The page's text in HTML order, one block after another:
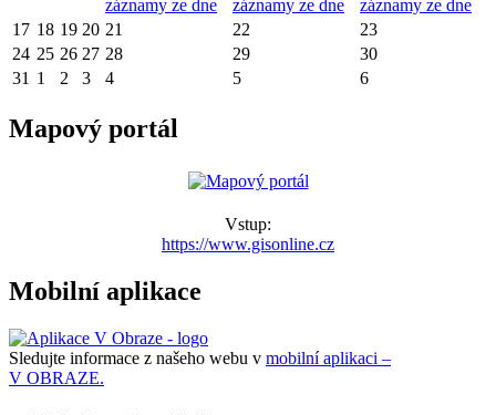
záznamy ze dne
záznamy ze dne
záznamy ze dne
17 18 19 20 21 22
23
24 25 26 27 28 29
30
31 1 2 3 4 5 6
Mapový portál
Vstup:
https://www.gisonline.cz
Mobilní aplikace
Sledujte informace z našeho webu v mobilní aplikaci –
V OBRAZE.